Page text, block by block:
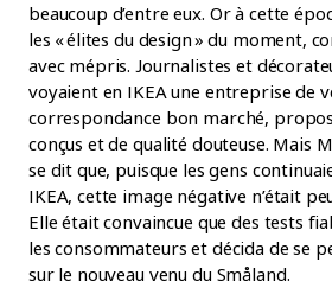
beaucoup d’entre eux. Or à cette
les « élites du design » du moment,
avec mépris. Journalistes et
voyaient en IKEA une entreprise de
correspondance bon marché,
conçus et de qualité douteuse. Mais
se dit que, puisque les gens
IKEA, cette image négative n’était
Elle était convaincue que des tests
les consommateurs et décida de se
sur le nouveau venu du Småland.